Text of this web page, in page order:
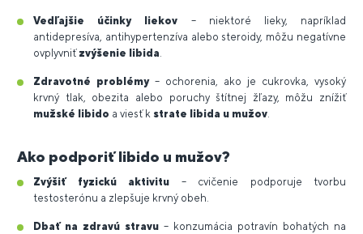
Vedľajšie účinky liekov – niektoré lieky, napríklad
antidepresíva, antihypertenzíva alebo steroidy, môžu negatívne
ovplyvniť zvýšenie libida.
Zdravotné problémy– ochorenia, ako je cukrovka, vysoký
krvný tlak, obezita alebo poruchy štítnej žľazy, môžu znížiť
mužské libido a viesť k strate libida u mužov.
Ako podporiť libido u mužov?
Zvýšiť fyzickú aktivitu – cvičenie podporuje tvorbu
testosterónu a zlepšuje krvný obeh.
Dbať na zdravú stravu – konzumácia potravín bohatých na